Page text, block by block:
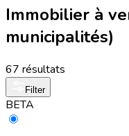
Immobilier à
municipalités)
67 résultats
Filter
BETA